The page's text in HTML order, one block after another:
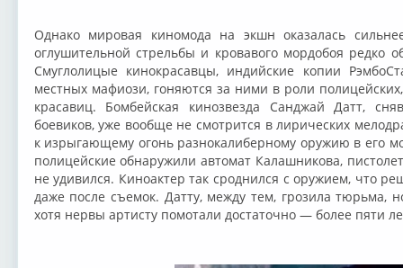
Однако мировая киномода на экшн оказалась
оглушительной стрельбы и кровавого мордобоя редко
Смуглолицые кинокрасавцы, индийские копии
местных мафиози, гоняются за ними в роли
красавиц. Бомбейская кинозвезда Санджай Датт,
боевиков, уже вообще не смотрится в лирических
к изрыгающему огонь разнокалиберному оружию в его
полицейские обнаружили автомат Калашникова,
не удивился. Киноактер так сроднился с оружием, что
даже после съемок. Датту, между тем, грозила тюрьма,
хотя нервы артисту помотали достаточно — более пяти